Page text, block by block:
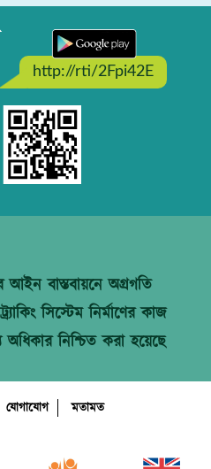
http://rti/2Fpi42E
আইন বাস্তবায়নে অগ্রগতি
সিস্টেম নির্মাণের কাজ
নিশ্চিত করা হয়েছে
যোগাযোগ মতামত